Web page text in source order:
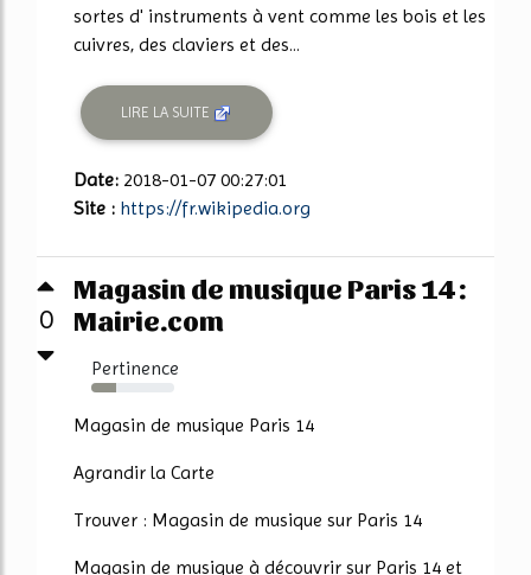
sortes d' instruments à vent comme les bois et les
cuivres, des claviers et des...
LIRE LA SUITE
Date: 2018-01-07 00:27:01
Site : https://fr.wikipedia.org
0
Magasin de musique Paris 14 :
Mairie.com
Pertinence
30%
Magasin de musique Paris 14
Agrandir la Carte
Trouver : Magasin de musique sur Paris 14
Magasin de musique à découvrir sur Paris 14 et